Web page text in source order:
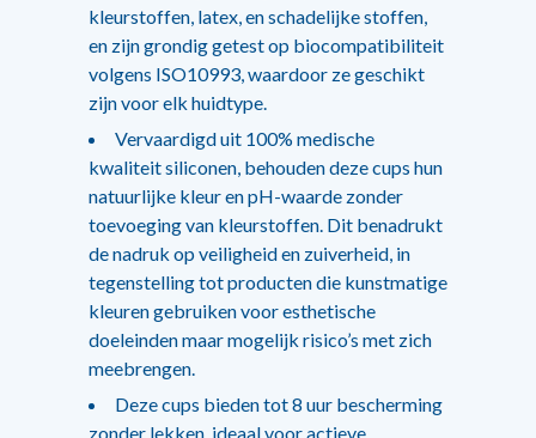
kleurstoffen, latex, en schadelijke stoffen,
en zijn grondig getest op biocompatibiliteit
volgens ISO10993, waardoor ze geschikt
zijn voor elk huidtype.
Vervaardigd uit 100% medische
kwaliteit siliconen, behouden deze cups hun
natuurlijke kleur en pH-waarde zonder
toevoeging van kleurstoffen. Dit benadrukt
de nadruk op veiligheid en zuiverheid, in
tegenstelling tot producten die kunstmatige
kleuren gebruiken voor esthetische
doeleinden maar mogelijk risico’s met zich
meebrengen.
Deze cups bieden tot 8 uur bescherming
zonder lekken, ideaal voor actieve